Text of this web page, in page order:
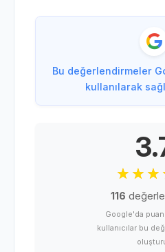
Bu değerlendirmeler
kullanılarak
116
Google'da
kullanıcılar bu